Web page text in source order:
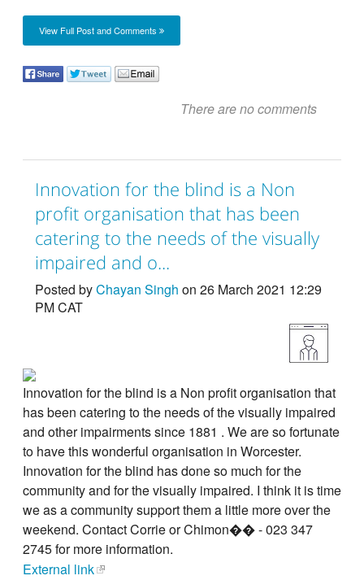
View Full Post and Comments
There are no comments
Innovation for the blind is a Non
profit organisation that has been
catering to the needs of the visually
impaired and o...
Posted byChayan Singh on 26 March 2021 12:29
PM CAT
Innovation for the blind is a Non profit organisation that
has been catering to the needs of the visually impaired
and other impairments since 1881 . We are so fortunate
to have this wonderful organisation in Worcester.
Innovation for the blind has done so much for the
community and for the visually impaired. I think it is time
we as a community support them a little more over the
weekend. Contact Corrie or Chimon�� - 023 347
2745 for more information.
External link